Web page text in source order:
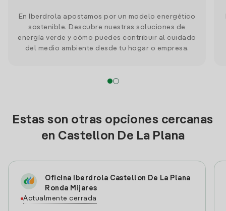
En Iberdrola apostamos por un modelo energético
sostenible. Descubre nuestras soluciones de
energía verde y cómo puedes contribuir al cuidado
del medio ambiente desde tu hogar o empresa.
Estas son otras opciones cercanas
en Castellon De La Plana
Oficina Iberdrola Castellon De La Plana
Ronda Mijares
Actualmente cerrada